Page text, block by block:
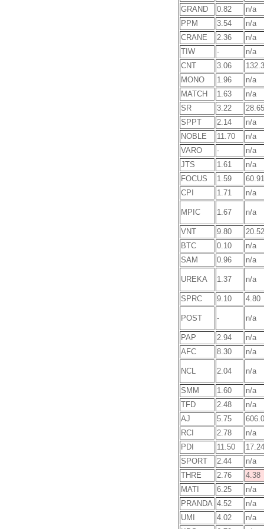
GRAND
0.82
n/a
PPM
3.54
n/a
CRANE
2.36
n/a
TIW
-
n/a
CNT
3.06
MONO
1.96
n/a
MATCH
1.63
n/a
SR
3.22
28.65
SPPT
2.14
n/a
NOBLE
11.70
n/a
VARO
-
n/a
JTS
1.61
n/a
FOCUS
1.59
60.91
CPI
1.71 n/a
MPIC 1.67 n/a
VNT 9.80
20.52
BTC
0.10
n/a
SAM
0.96 n/a
UREKA 1.37 n/a
SPRC 9.10 4.80
POST - n/a
PAP 2.94
n/a
AFC
8.30 n/a
NCL 2.04 n/a
SMM 1.60
n/a
TFD
2.48
n/a
AJ
5.75
RCI
2.78
n/a
PDI
11.50
17.24
SPORT
2.44
n/a
THRE
2.76
4.38
MATI
6.25
n/a
PRANDA 4.52
n/a
UMI
4.02
n/a